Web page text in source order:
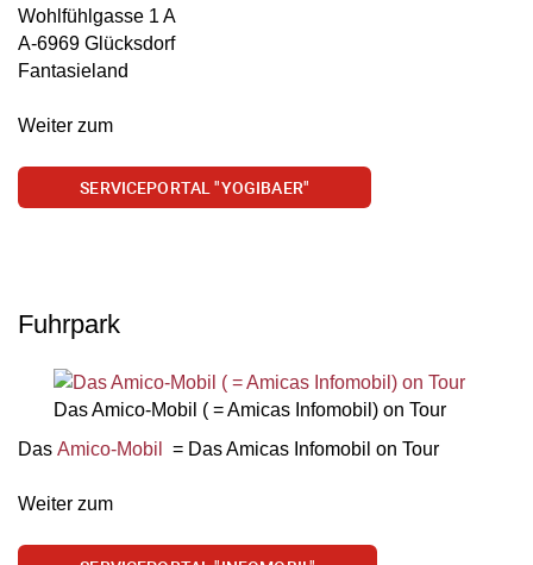
Wohlfühlgasse 1 A
A-6969 Glücksdorf
Fantasieland
Weiter zum
SERVICEPORTAL "YOGIBAER"
Fuhrpark
Das Amico-Mobil ( = Amicas Infomobil) on Tour
Das Amico-Mobil = Das Amicas Infomobil on Tour
Weiter zum